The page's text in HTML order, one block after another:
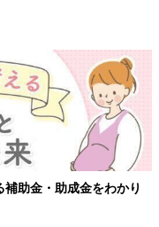
【ワクチン接種できる